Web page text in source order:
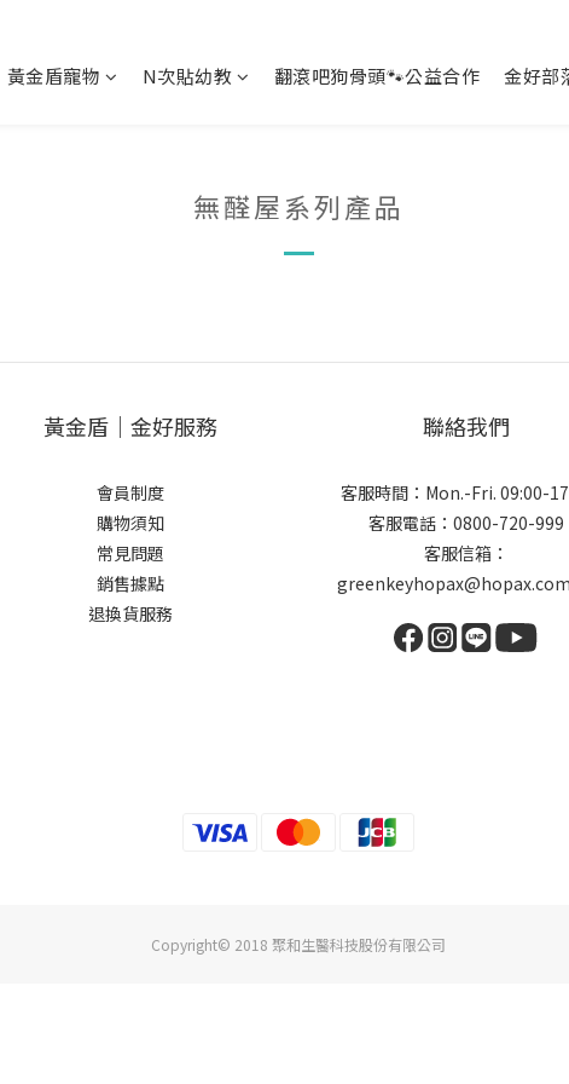
黃金盾寵物 N次貼幼教 翻滾吧狗骨頭🐾公益合作 金好部
無醛屋系列產品
黃金盾｜金好服務
會員制度
購物須知
常見問題
銷售據點
退換貨服務
聯絡我們
客服時間：Mon.-Fri. 09:00-
客服電話：0800-720-999
客服信箱：
Copyright© 2018 聚和生醫科技股份有限公司